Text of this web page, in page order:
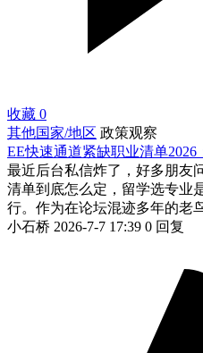
收藏 0
其他国家/地区 政策观察
EE快速通道紧缺职业清单
最近后台私信炸了，好多朋友
清单到底怎么定，留学选专业
行。作为在论坛混迹多年的老
小石桥 2026-7-7 17:39 0 回复